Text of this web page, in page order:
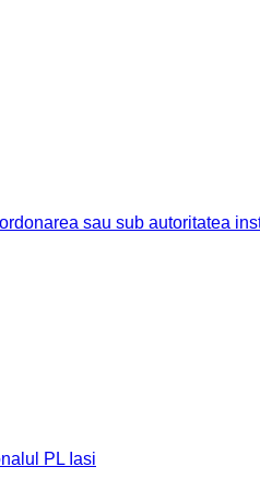
sau sub autoritatea
PL Iasi